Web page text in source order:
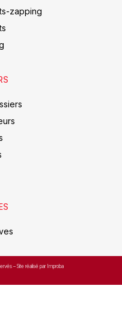
zapping
– Site réalisé par Improba